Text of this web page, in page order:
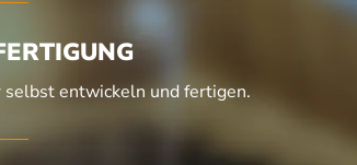
entwickeln und fertigen.